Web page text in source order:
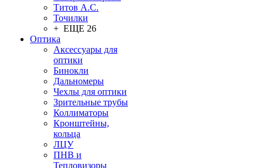
Титов А.С.
Точилки
+ ЕЩЕ 26
Оптика
Аксессуары для
оптики
Бинокли
Дальномеры
Чехлы для оптики
Зрительные трубы
Коллиматоры
Кронштейны,
кольца
ЛЦУ
ПНВ и
Тепловизоры